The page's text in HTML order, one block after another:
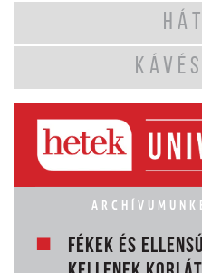
FÉKEK ÉS